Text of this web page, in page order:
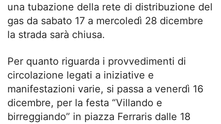
una tubazione della rete di distribuzione del
gas da sabato 17 a mercoledì 28 dicembre
la strada sarà chiusa.
Per quanto riguarda i provvedimenti di
circolazione legati a iniziative e
manifestazioni varie, si passa a venerdì 16
dicembre, per la festa “Villando e
birreggiando” in piazza Ferraris dalle 18